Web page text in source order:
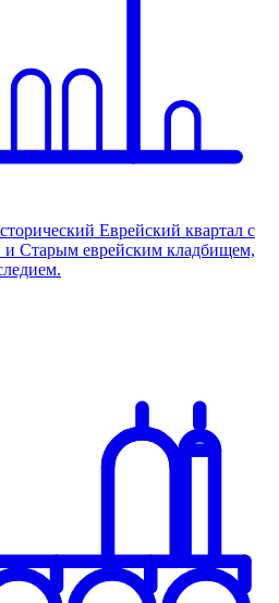
Еврейский квартал с
и Старым еврейским кладбищем,